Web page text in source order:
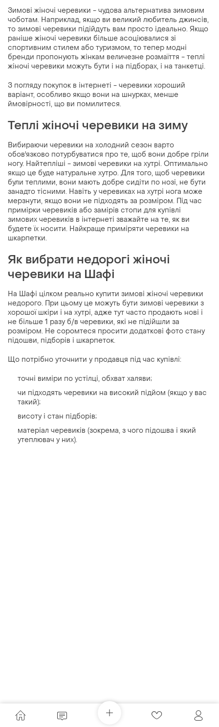
Зимові жіночі черевики - чудова альтернатива зимовим
чоботам. Наприклад, якщо ви великий любитель джинсів,
то зимові черевики підійдуть вам просто ідеально. Якщо
раніше жіночі черевики більше асоціювалися зі
спортивним стилем або туризмом, то тепер модні
бренди пропонують жінкам величезне розмаїття - теплі
жіночі черевики можуть бути і на підборах, і на танкетці.
З погляду покупок в інтернеті - черевики хороший
варіант, особливо якщо вони на шнурках, менше
ймовірності, що ви помилитеся.
Теплі жіночі черевики на зиму
Вибираючи черевики на холодний сезон варто
обов'язково потурбуватися про те, щоб вони добре гріли
ногу. Найтепліші - зимові черевики на хутрі. Оптимально
якщо це буде натуральне хутро. Для того, щоб черевики
були теплими, вони мають добре сидіти по нозі, не бути
занадто тісними. Навіть у черевиках на хутрі нога може
мерзнути, якщо вони не підходять за розміром. Під час
примірки черевиків або замірів стопи для купівлі
зимових черевиків в інтернеті зважайте на те, як ви
будете їх носити. Найкраще приміряти черевики на
шкарпетки.
Як вибрати недорогі жіночі
черевики на Шафі
На Шафі цілком реально купити зимові жіночі черевики
недорого. При цьому це можуть бути зимові черевики з
хорошої шкіри і на хутрі, адже тут часто продають нові і
не більше 1 разу б/в черевики, які не підійшли за
розміром. Не соромтеся просити додаткові фото стану
підошви, підборів і шкарпеток.
Що потрібно уточнити у продавця під час купівлі:
точні виміри по устілці, обхват халяви;
чи підходять черевики на високий підйом (якщо у вас
такий);
висоту і стан підборів;
матеріал черевиків (зокрема, з чого підошва і який
утеплювач у них).